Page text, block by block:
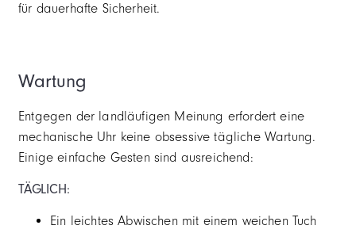
für dauerhafte Sicherheit.
Wartung
Entgegen der landläufigen Meinung erfordert eine
mechanische Uhr keine obsessive tägliche Wartung.
Einige einfache Gesten sind ausreichend:
TÄGLICH:
Ein leichtes Abwischen mit einem weichen Tuch